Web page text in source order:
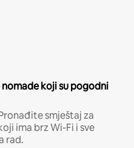
koji su pogodni
smještaj za
ima brz Wi-Fi i sve
rad.